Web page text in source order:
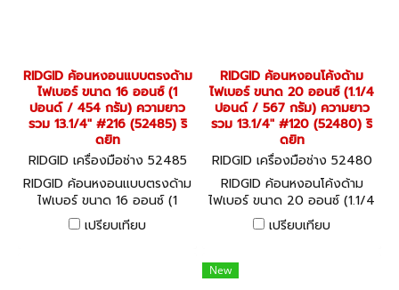
RIDGID ค้อนหงอนแบบตรงด้าม
ไฟเบอร์ ขนาด 16 ออนซ์ (1
ปอนด์ / 454 กรัม) ความยาว
รวม 13.1/4" #216 (52485) ริ
ดยิท
RIDGID เครื่องมือช่าง 52485
RIDGID ค้อนหงอนแบบตรงด้าม
ไฟเบอร์ ขนาด 16 ออนซ์ (1
ปอนด์ / 454 กรัม) ความยาว
รวม 13.1/4" #216 (52485) ริ
เปรียบเทียบ
RIDGID ค้อนหงอนโค้งด้าม
ไฟเบอร์ ขนาด 20 ออนซ์ (1.1/4
ปอนด์ / 567 กรัม) ความยาว
รวม 13.1/4" #120 (52480) ริ
ดยิท
RIDGID เครื่องมือช่าง 52480
RIDGID ค้อนหงอนโค้งด้าม
ไฟเบอร์ ขนาด 20 ออนซ์ (1.1/4
ปอนด์ / 567 กรัม) ความยาว
รวม 13.1/4" #120 (52480) ริ
เปรียบเทียบ
New